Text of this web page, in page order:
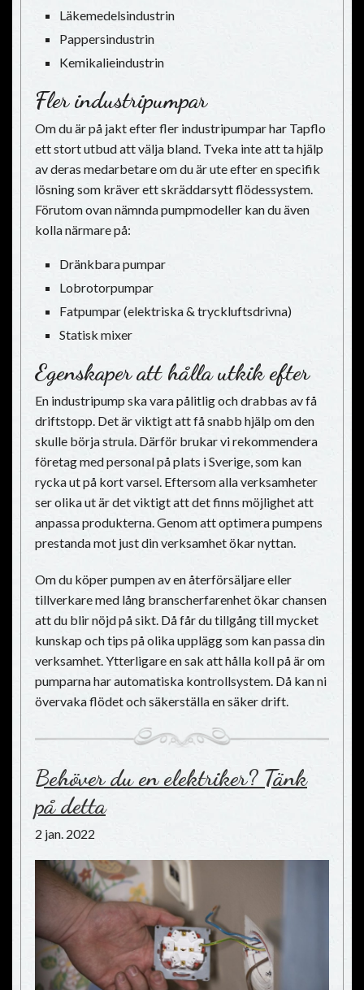
Läkemedelsindustrin
Pappersindustrin
Kemikalieindustrin
Fler industripumpar
Om du är på jakt efter fler industripumpar har Tapflo
ett stort utbud att välja bland. Tveka inte att ta hjälp
av deras medarbetare om du är ute efter en specifik
lösning som kräver ett skräddarsytt flödessystem.
Förutom ovan nämnda pumpmodeller kan du även
kolla närmare på:
Dränkbara pumpar
Lobrotorpumpar
Fatpumpar (elektriska & tryckluftsdrivna)
Statisk mixer
Egenskaper att hålla utkik efter
En industripump ska vara pålitlig och drabbas av få
driftstopp. Det är viktigt att få snabb hjälp om den
skulle börja strula. Därför brukar vi rekommendera
företag med personal på plats i Sverige, som kan
rycka ut på kort varsel. Eftersom alla verksamheter
ser olika ut är det viktigt att det finns möjlighet att
anpassa produkterna. Genom att optimera pumpens
prestanda mot just din verksamhet ökar nyttan.
Om du köper pumpen av en återförsäljare eller
tillverkare med lång branscherfarenhet ökar chansen
att du blir nöjd på sikt. Då får du tillgång till mycket
kunskap och tips på olika upplägg som kan passa din
verksamhet. Ytterligare en sak att hålla koll på är om
pumparna har automatiska kontrollsystem. Då kan ni
övervaka flödet och säkerställa en säker drift.
Behöver du en elektriker? Tänk
på detta
2 jan. 2022